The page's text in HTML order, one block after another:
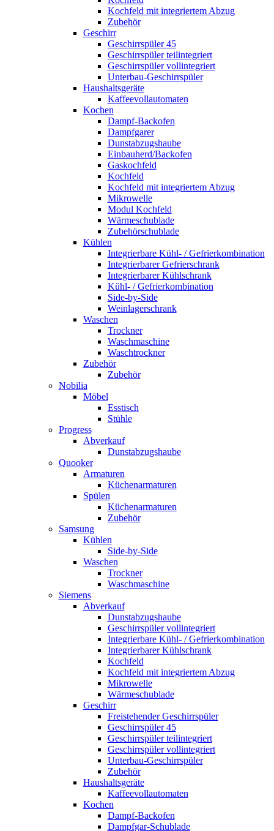
Kochfeld mit integriertem Abzug
Zubehör
Geschirr
Geschirrspüler 45
Geschirrspüler teilintegriert
Geschirrspüler vollintegriert
Unterbau-Geschirrspüler
Haushaltsgeräte
Kaffeevollautomaten
Kochen
Dampf-Backofen
Dampfgarer
Dunstabzugshaube
Einbauherd/Backofen
Gaskochfeld
Kochfeld
Kochfeld mit integriertem Abzug
Mikrowelle
Modul Kochfeld
Wärmeschublade
Zubehörschublade
Kühlen
Integrierbare Kühl- / Gefrierkombination
Integrierbarer Gefrierschrank
Integrierbarer Kühlschrank
Kühl- / Gefrierkombination
Side-by-Side
Weinlagerschrank
Waschen
Trockner
Waschmaschine
Waschtrockner
Zubehör
Zubehör
Nobilia
Möbel
Esstisch
Stühle
Progress
Abverkauf
Dunstabzugshaube
Quooker
Armaturen
Küchenarmaturen
Spülen
Küchenarmaturen
Zubehör
Samsung
Kühlen
Side-by-Side
Waschen
Trockner
Waschmaschine
Siemens
Abverkauf
Dunstabzugshaube
Geschirrspüler vollintegriert
Integrierbare Kühl- / Gefrierkombination
Integrierbarer Kühlschrank
Kochfeld
Kochfeld mit integriertem Abzug
Mikrowelle
Wärmeschublade
Geschirr
Freistehender Geschirrspüler
Geschirrspüler 45
Geschirrspüler teilintegriert
Geschirrspüler vollintegriert
Unterbau-Geschirrspüler
Zubehör
Haushaltsgeräte
Kaffeevollautomaten
Kochen
Dampf-Backofen
Dampfgar-Schublade